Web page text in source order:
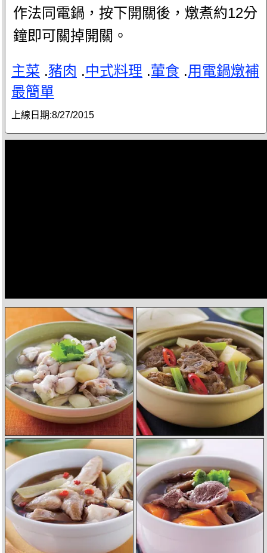
作法同電鍋，按下開關後，燉煮約12分
鐘即可關掉開關。
主菜 .豬肉 .中式料理 .葷食 .用電鍋燉補
最簡單
上線日期:8/27/2015